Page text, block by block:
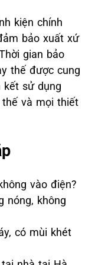
kiện chính
bảo xuất xứ
gian bảo
thế được cung
kết sử dụng
và mọi thiết
vào điện?
nóng, không
có mùi khét